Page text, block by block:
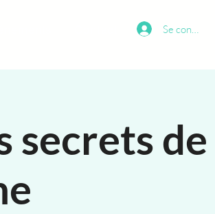
Se connecter
secrets de